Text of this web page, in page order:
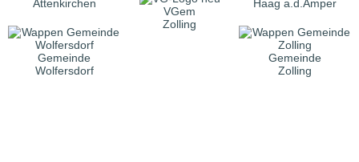
Attenkirchen
VGem
Zolling
Haag a.d.Amper
Gemeinde
Wolfersdorf
Gemeinde
Zolling